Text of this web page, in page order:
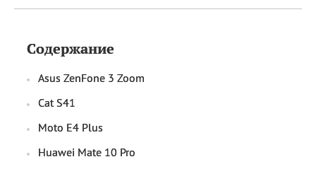
Содержание
Asus ZenFone 3 Zoom
Cat S41
Moto E4 Plus
Huawei Mate 10 Pro